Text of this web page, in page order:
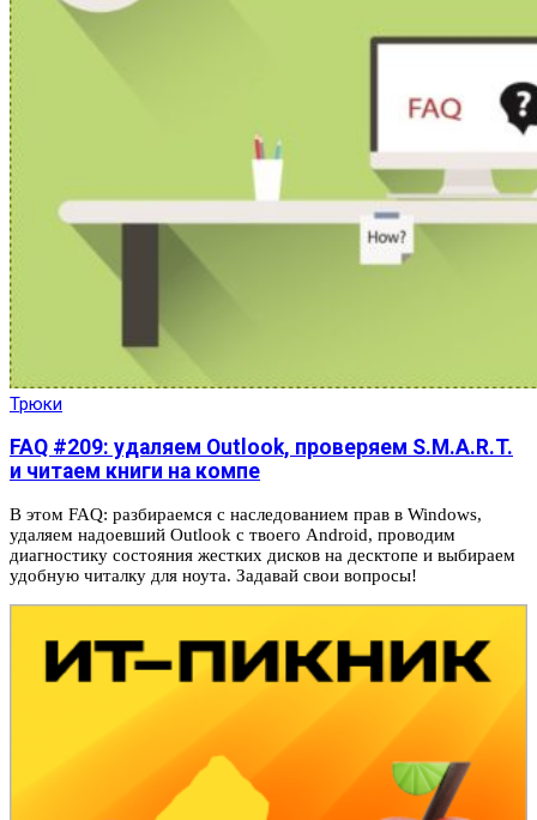
Трюки
FAQ #209: удаляем Outlook, проверяем S.M.A.R.T.
и читаем книги на компе
В этом FAQ: разбираемся с наследованием прав в Windows,
удаляем надоевший Outlook с твоего Android, проводим
диагностику состояния жестких дисков на десктопе и выбираем
удобную читалку для ноута. Задавай свои вопросы!